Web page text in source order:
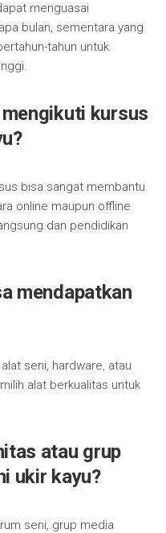
menguasai
bulan, sementara yang
tahun untuk
kursus
bisa sangat membantu.
online maupun offline
dan pendidikan
mendapatkan
seni, hardware, atau
alat berkualitas untuk
atau grup
ukir kayu?
seni, grup media